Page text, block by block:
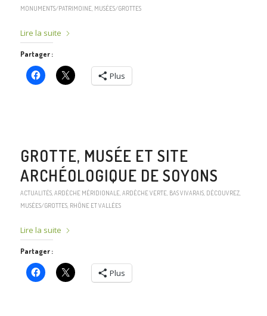
MONUMENTS/PATRIMOINE, MUSÉES/GROTTES
Lire la suite
Partager :
Plus
GROTTE, MUSÉE ET SITE
ARCHÉOLOGIQUE DE SOYONS
ACTUALITÉS, ARDÈCHE MÉRIDIONALE, ARDÈCHE VERTE, BAS VIVARAIS, DÉCOUVREZ,
MUSÉES/GROTTES, RHÔNE ET VALLÉES
Lire la suite
Partager :
Plus